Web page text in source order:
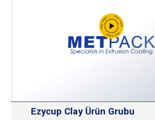
Ezycup Ürün İndirme
Ezycup Clay Ürün Grubu